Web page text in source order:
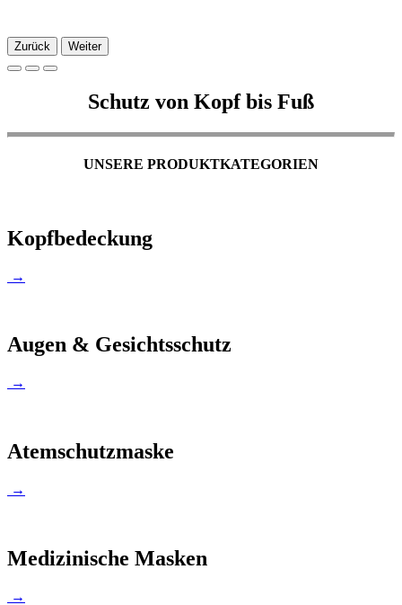
Zurück Weiter
Schutz von Kopf bis Fuß
UNSERE PRODUKTKATEGORIEN
Kopfbedeckung
→
Augen & Gesichtsschutz
→
Atemschutzmaske
→
Medizinische Masken
→